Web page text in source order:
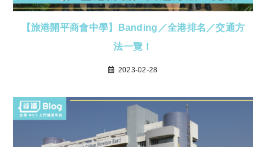
【旅港開平商會中學】Banding／全港排名／交通方
法一覽！
2023-02-28